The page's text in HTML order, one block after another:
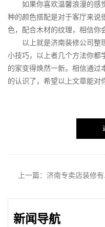
如果你喜欢温馨浪漫的感
种的颜色搭配是对于客厅来说
色，配合木材的纹理，相信你
以上就是济南装修公司整
小技巧，以上者几个方法你都
的家变得焕然一新。相信通过
的认识了，希望以上文章能对
上
新闻导航